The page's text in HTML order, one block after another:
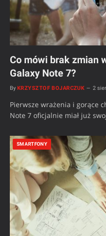
Co mówi brak zmian
Galaxy Note 7?
By KRZYSZTOF BOJARCZUK 2
Pierwsze wrażenia i gorące
Note 7 oficjalnie miał już
SMARTFONY